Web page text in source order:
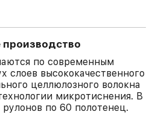
по современным
слоев высококачественного
целлюлозного волокна
микротиснения. В
по 60 полотенец.